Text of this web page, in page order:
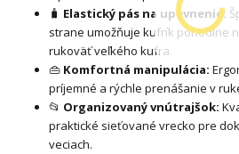
🧳 Elastický pás na upevnenie:
strane umožňuje kufrík pohodlne
rukoväť veľkého kufra.
👜 Komfortná manipulácia:
príjemné a rýchle prenášanie v
📂 Organizovaný vnútrajšok:
praktické sieťované vrecko pre
veciach.